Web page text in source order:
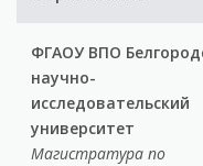
ФГАОУ ВПО
научно-
исследовательский
университет
Магистратура по